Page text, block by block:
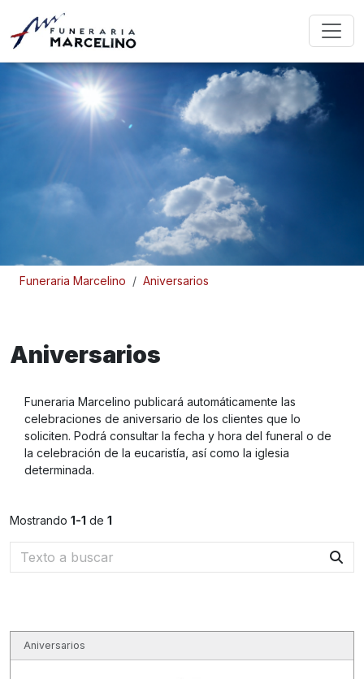
Funeraria Marcelino Aniversarios
Aniversarios
Funeraria Marcelino publicará automáticamente las
celebraciones de aniversario de los clientes que lo
soliciten. Podrá consultar la fecha y hora del funeral o de
la celebración de la eucaristía, así como la iglesia
determinada.
Mostrando 1-1 de 1
Aniversarios